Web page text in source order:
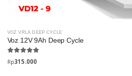
VOZ VRLA DEEP CYCLE
Voz 12V 9Ah Deep Cycle
Rp315.000